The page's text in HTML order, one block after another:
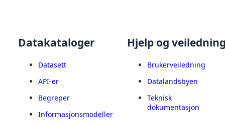
Datakataloger
Datasett
API-er
Begreper
Informasjonsmodeller
Hjelp og
Brukerveiledning
Datalandsbyen
Teknisk
dokumentasjon